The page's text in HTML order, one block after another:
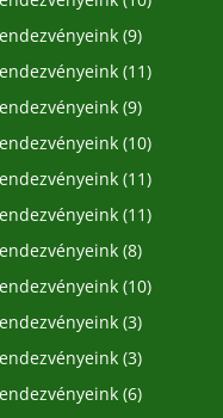
(9)
(11)
(9)
(10)
(11)
(11)
(8)
(10)
(3)
(3)
(6)